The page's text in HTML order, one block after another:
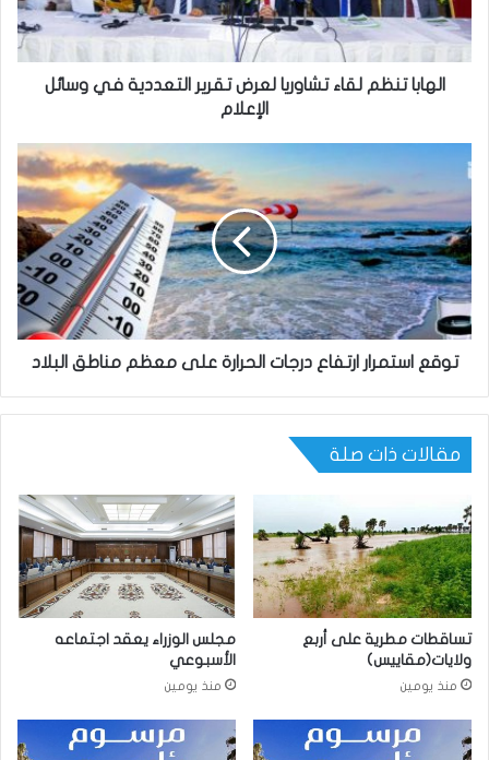
الهابا تنظم لقاء تشاوريا لعرض تقرير التعددية في وسائل
الإعلام
توقع استمرار ارتفاع درجات الحرارة على معظم مناطق البلاد
مقالات ذات صلة
تساقطات مطرية على أربع
ولايات(مقاييس)
منذ يومين
مجلس الوزراء يعقد اجتماعه
الأسبوعي
منذ يومين